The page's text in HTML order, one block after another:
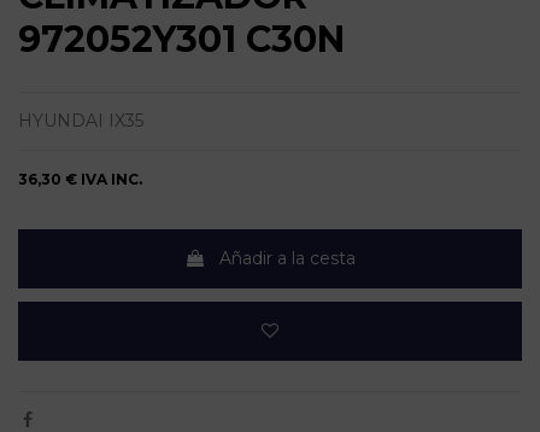
972052Y301 C30N
HYUNDAI IX35
36,30 € IVA INC.
Añadir a la cesta